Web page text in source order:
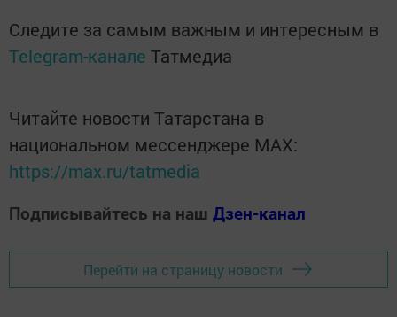
Следите за самым важным и интересным в
Telegram-канале Татмедиа
Читайте новости Татарстана в
национальном мессенджере MАХ:
https://max.ru/tatmedia
Подписывайтесь на наш Дзен-канал
Перейти на страницу новости